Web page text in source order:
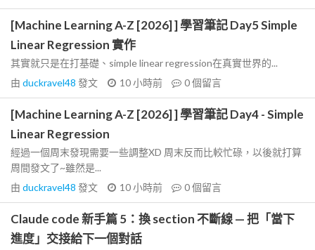
[Machine Learning A-Z [2026] ] 學習筆記 Day5 Simple
Linear Regression 實作
其實就只是在打基礎、simple linear regression在真實世界的...
由 duckravel48 發文 10 小時前 0個留言
[Machine Learning A-Z [2026] ] 學習筆記 Day4 - Simple
Linear Regression
經過一個周末發現需要一些調整XD 周末反而比較忙碌，以後就打算
周間發文了~雖然是...
由 duckravel48 發文 10 小時前 0個留言
Claude code 新手篇 5：換 section 不斷線 — 把「當下
進度」交接給下一個對話